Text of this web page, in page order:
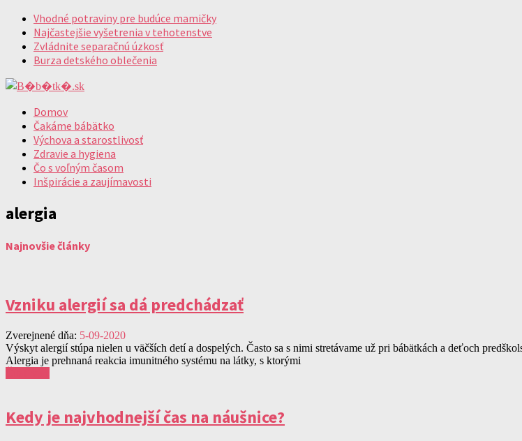
Vhodné potraviny pre budúce mamičky
Najčastejšie vyšetrenia v tehotenstve
Zvládnite separačnú úzkosť
Burza detského oblečenia
Domov
Čakáme bábätko
Výchova a starostlivosť
Zdravie a hygiena
Čo s voľným časom
Inšpirácie a zaujímavosti
alergia
Najnovšie články
Vzniku alergií sa dá predchádzať
Zverejnené dňa: 5-09-2020
Výskyt alergií stúpa nielen u väčších detí a dospelých. Často sa s nimi stretávame už pri bábätkách a deťoch
Alergia je prehnaná reakcia imunitného systému na látky, s ktorými
Kedy je najvhodnejší čas na náušnice?